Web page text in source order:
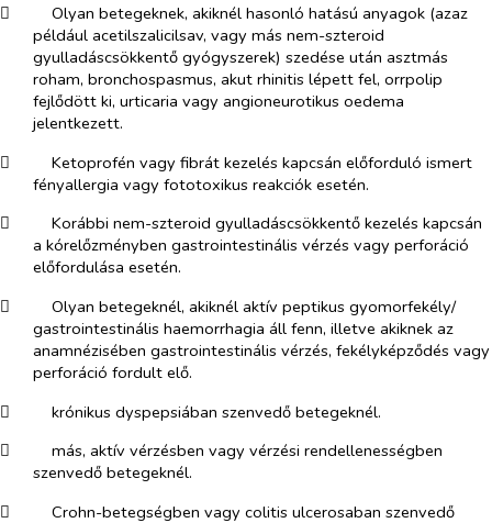
​
Olyan betegeknek, akiknél hasonló hatású anyagok (azaz
például acetilszalicilsav, vagy más nem-szteroid
gyulladáscsökkentő gyógyszerek) szedése után asztmás
roham, bronchospasmus, akut rhinitis lépett fel, orrpolip
fejlődött ki, urticaria vagy angioneurotikus oedema
jelentkezett.
​
Ketoprofén vagy fibrát kezelés kapcsán előforduló ismert
fényallergia vagy fototoxikus reakciók esetén.
​
Korábbi nem-szteroid gyulladáscsökkentő kezelés kapcsán
a kórelőzményben gastrointestinális vérzés vagy perforáció
előfordulása esetén.
​
Olyan betegeknél, akiknél aktív peptikus gyomorfekély/
gastrointestinális haemorrhagia áll fenn, illetve akiknek az
anamnézisébengastrointestinális vérzés, fekélyképződés vagy
perforáció fordult elő.
​
krónikus dyspepsiában szenvedő betegeknél.
​
más, aktív vérzésben vagy vérzési rendellenességben
szenvedő betegeknél.
​
Crohn-betegségben vagy colitis ulcerosaban szenvedő